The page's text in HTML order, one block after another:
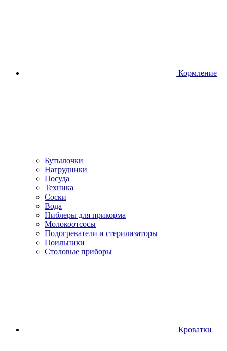
Кормление
Бутылочки
Нагрудники
Посуда
Техника
Соски
Вода
Ниблеры для прикорма
Молокоотсосы
Подогреватели и стерилизаторы
Поильники
Столовые приборы
Кроватки